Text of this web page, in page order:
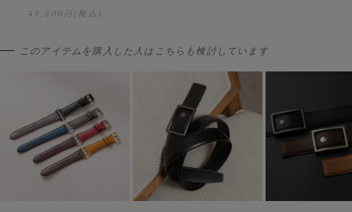
49,500円(税込)
このアイテムを購入した人はこちらも検討しています